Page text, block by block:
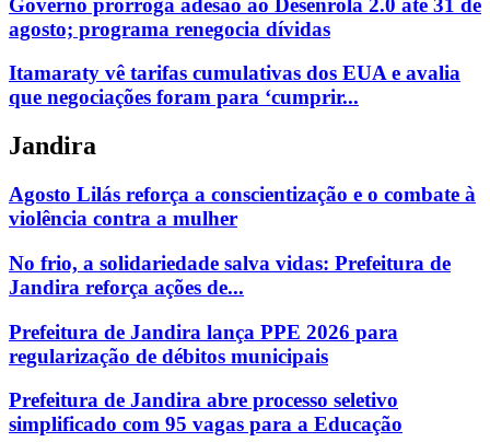
agosto; programa renegocia dívidas
Itamaraty vê tarifas cumulativas dos EUA e avalia
que negociações foram para ‘cumprir...
Jandira
Agosto Lilás reforça a conscientização e o combate à
violência contra a mulher
No frio, a solidariedade salva vidas: Prefeitura de
Jandira reforça ações de...
Prefeitura de Jandira lança PPE 2026 para
regularização de débitos municipais
Prefeitura de Jandira abre processo seletivo
simplificado com 95 vagas para a Educação